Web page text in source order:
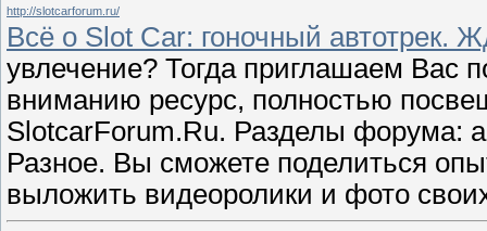
http://slotcarforum.ru/
Всё о Slot Car: гоночный автотрек.
увлечение? Тогда приглашаем
вниманию ресурс, полностью
SlotcarForum.Ru. Разделы форума:
Разное. Вы сможете поделиться
выложить видеоролики и фото